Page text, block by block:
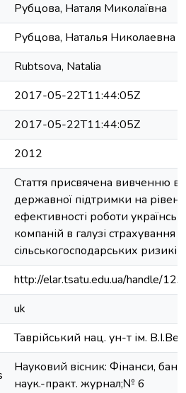
Рубцова, Наталя Миколаївна
Рубцова, Наталья Николаевна
Rubtsova, Natalia
2017-05-22T11:44:05Z
2017-05-22T11:44:05Z
2012
Стаття присвячена вивченню
державної підтримки на рівень
ефективності роботи
компаній в галузі страхування
сільськогосподарських ризиків.
http://elar.tsatu.edu.ua/handle/
uk
Таврійський нац. ун-т ім.
Науковий вісник: Фінанси,
наук.-практ. журнал;№ 6